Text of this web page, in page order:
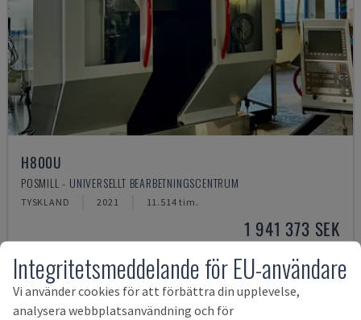
H800U
POSMILL - UNIVERSELLT BEARBETNINGSCENTRUM
TYSKLAND 2021 11.514 tim.
1 941 373 SEK
Integritetsmeddelande för EU-användare
Vi använder cookies för att förbättra din upplevelse,
analysera webbplatsanvändning och för